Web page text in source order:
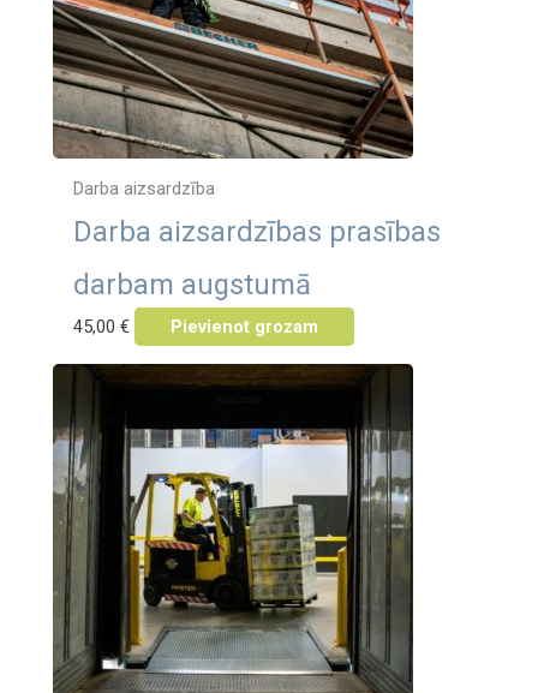
Darba aizsardzība
Darba aizsardzības prasības
darbam augstumā
45,00€ Pievienot grozam